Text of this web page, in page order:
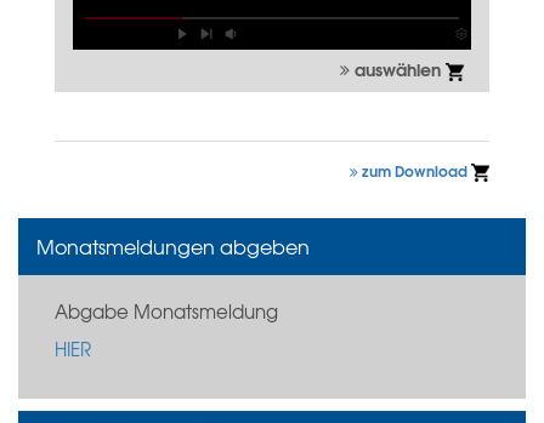
auswählen
zum Download
Monatsmeldungen abgeben
Abgabe Monatsmeldung
HIER